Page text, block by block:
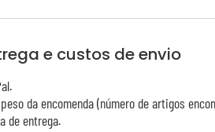
e custos de envio
da encomenda (número de artigos
de entrega.